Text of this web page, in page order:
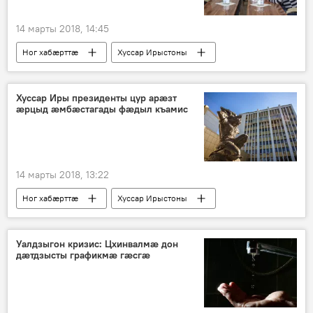
14 марты 2018, 14:45
Ног хабӕрттӕ Хуссар Ирыстоны
Хуссар Иры президенты цур арӕзт
ӕрцыд ӕмбӕстагады фӕдыл къамис
14 марты 2018, 13:22
Ног хабӕрттӕ Хуссар Ирыстоны
Уалдзыгон кризис: Цхинвалмæ дон
дæтдзысты графикмæ гæсгæ